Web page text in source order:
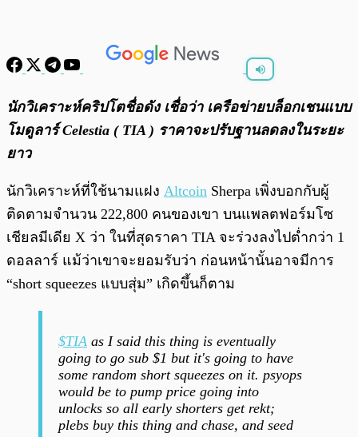
พร้อมเล่น 0:00
นักวิเคราะห์คริปโตชื่อดัง เชื่อว่า เครือข่ายบล็อกเชนแบบ
โมดูลาร์ Celestia ( TIA ) ราคาจะปรับฐานลดลงในระยะ
ยาว
นักวิเคราะห์ที่ใช้นามแฝง Altcoin Sherpa เพิ่งบอกกับผู้
ติดตามจำนวน 222,800 คนของเขา บนแพลตฟอร์มโซ
เชียลมีเดีย X ว่า ในที่สุดราคา TIA จะร่วงลงไปต่ำกว่า 1
ดอลลาร์ แม้ว่าเขาจะยอมรับว่า ก่อนหน้านั้นอาจมีการ
“short squeezes แบบสุ่ม” เกิดขึ้นก็ตาม
$TIA as I said this thing is eventually
going to go sub $1 but it's going to have
some random short squeezes on it. psyops
would be to pump price going into
unlocks so all early shorters get rekt;
plebs buy this thing and chase, and seed